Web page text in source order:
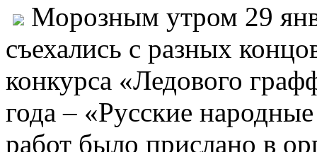
Морозным утром 29
съехались с разных
конкурса «Ледового
года – «Русские
работ было прислано в